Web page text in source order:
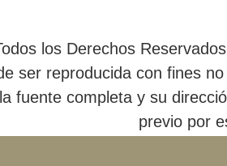
los Derechos
ser reproducida con fines
fuente completa y su
previo por